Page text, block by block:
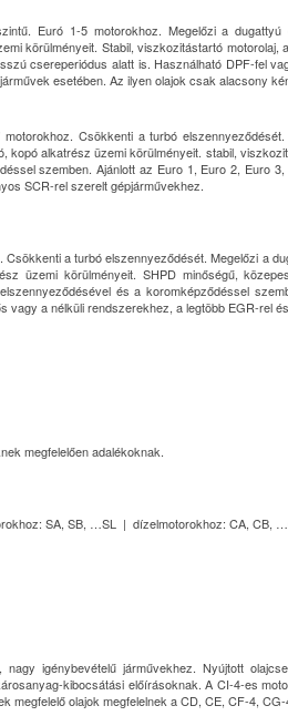
Euró 1-5 motorokhoz. Megelőzi a
körülményeit. Stabil, viszkozitástartó
csereperiódus alatt is. Használható DPF-fel
esetében. Az ilyen olajok csak alacsony
Csökkenti a turbó
alkatrész üzemi körülményeit. stabil,
szemben. Ajánlott az Euro 1, Euro 2,
SCR-rel szerelt gépjárművekhez.
a turbó elszennyeződését. Megelőzi a
üzemi körülményeit. SHPD minőségű,
és a koromképződéssel
a nélküli rendszerekhez, a legtöbb EGR-rel
megfelelően adalékoknak.
SA, SB, …SL | dízelmotorokhoz: CA, CB,
igénybevételű járművekhez. Nyújtott
kibocsátási előírásoknak. A CI-4-es
megfelelő olajok megfelelnek a CD, CE, CF-4,